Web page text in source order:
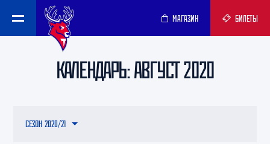
МАГАЗИН БИЛЕТЫ
КАЛЕНДАРЬ: АВГУСТ 2020
СЕЗОН 2020/21